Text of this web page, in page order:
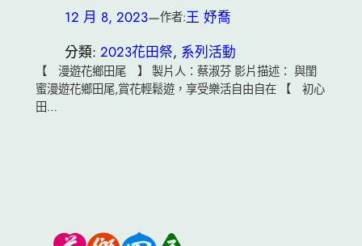
12 月 8, 2023—作者:王 妤喬
分類: 2023花田祭, 系列活動
【 漫遊花鄉田尾 】 製片人：蔡淑芬 影片描述： 與閨
蜜漫遊花鄉田尾,賞花輕鬆遊，享受樂活自由自在 【 初心
田…